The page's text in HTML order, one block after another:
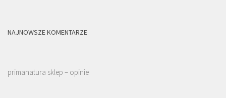
NAJNOWSZE KOMENTARZE
primanatura sklep – opinie